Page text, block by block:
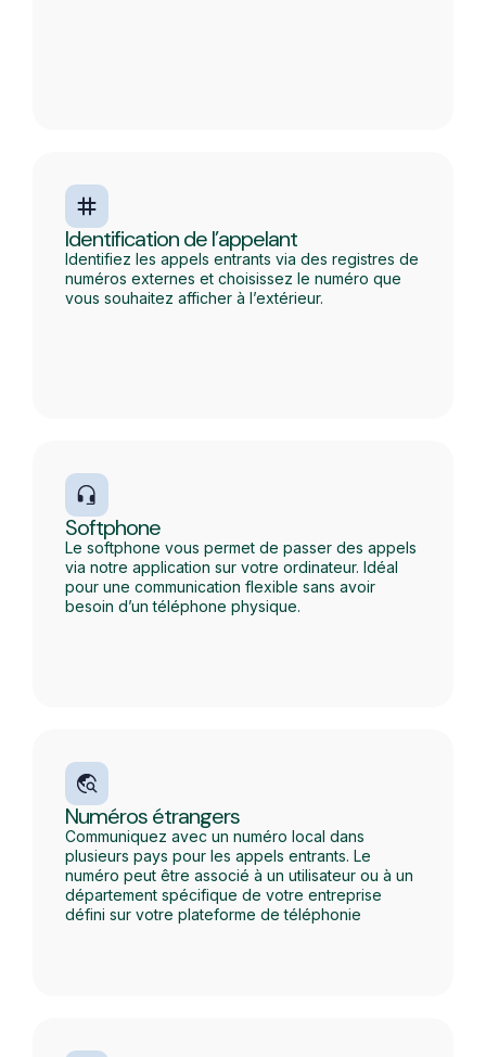
Identification de l’appelant
Identifiez les appels entrants via des registres de
numéros externes et choisissez le numéro que
vous souhaitez afficher à l’extérieur.
Softphone
Le softphone vous permet de passer des appels
via notre application sur votre ordinateur. Idéal
pour une communication flexible sans avoir
besoin d’un téléphone physique.
Numéros étrangers
Communiquez avec un numéro local dans
plusieurs pays pour les appels entrants. Le
numéro peut être associé à un utilisateur ou à un
département spécifique de votre entreprise
défini sur votre plateforme de téléphonie